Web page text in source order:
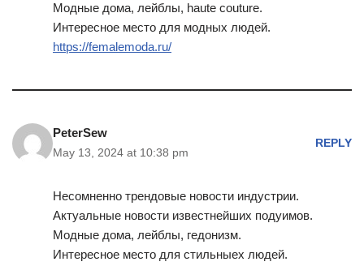
Модные дома, лейблы, haute couture.
Интересное место для модных людей.
https://femalemoda.ru/
PeterSew
May 13, 2024 at 10:38 pm
REPLY
Несомненно трендовые новости индустрии.
Актуальные новости известнейших подуимов.
Модные дома, лейблы, гедонизм.
Интересное место для стильныех людей.